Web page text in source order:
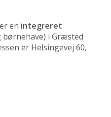
en integreret
børnehave) i Græsted
er Helsingevej 60,